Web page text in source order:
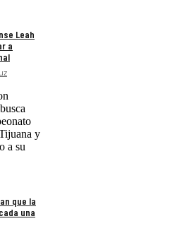
Leah
a
y
a su
que la
una